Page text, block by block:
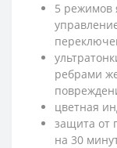
5 режимов
ребрами
цветная
защита от
на 30